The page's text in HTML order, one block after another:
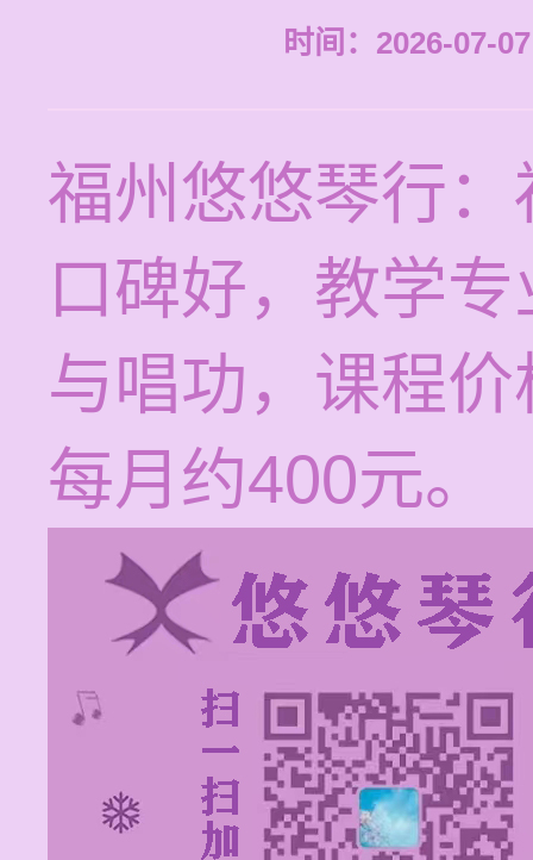
时间：2026-07-
福州悠悠琴行
口碑好，教学
与唱功，课程
每月约400元。